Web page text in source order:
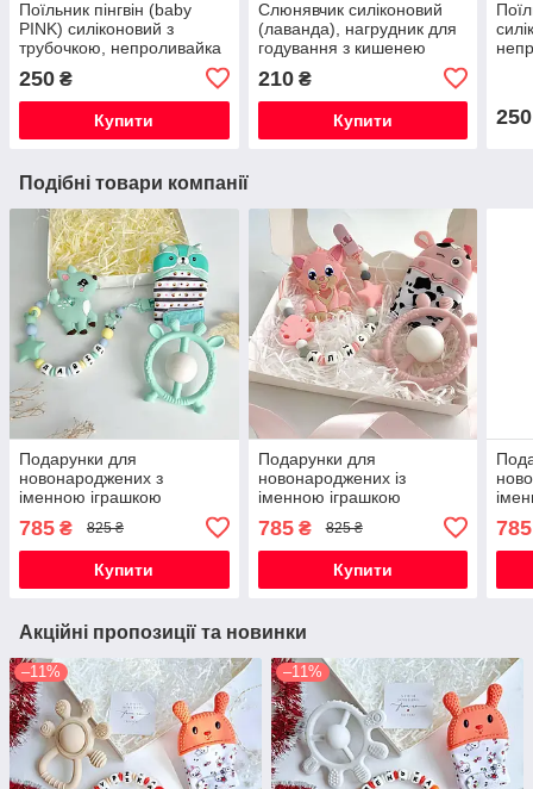
Поїльник пінгвін (baby
PINK) силіконовий з
трубочкою, непроливайка
250 ₴
Купити
Слюнявчик силіконовий
(лаванда), нагрудник для
годування з кишенею
210₴
Купити 250
Подібні товари компанії
Подарунки для
новонароджених з
іменною іграшкою
виписку, хрестини, півроку,
для хлопчика.
785 ₴ 825 ₴
Купити
Подарунки для
новонароджених із
іменною іграшкою
виписку, хрестини, півроку,
для дівчинки
785₴ 825 ₴
Купити
для
785
Акційні пропозиції та новинки
–11% –11%